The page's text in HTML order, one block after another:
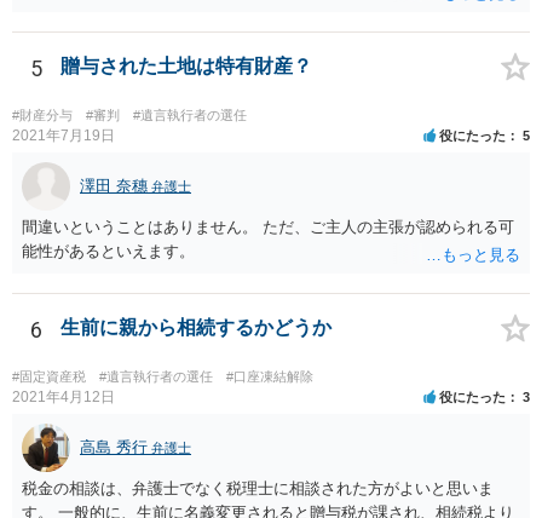
るかは喪主の自由です。 呼ばなくてもかまいません。 そもそも、そう
いう法律関係にありません。 遺言の内容と遺産の総額の通知、公正証
で、対応しましょう。 そのあとは遺留分の請求などがあればそれへの
対応となるでしょう。
5 贈与された土地は特有財産？
#財産分与 #審判 #遺言執行者の選任
2021年7月19日 役にたった 5
澤田 奈穗 弁護士
間違いということはありません。 ただ、ご主人の主張が認められる可
能性があるといえます。
6 生前に親から相続するかどうか
#固定資産税 #遺言執行者の選任 #口座凍結解除
2021年4月12日 役にたった 3
高島 秀行 弁護士
税金の相談は、弁護士でなく税理士に相談された方がよいと思いま
す。 一般的に、生前に名義変更されると贈与税が課され、相続税より